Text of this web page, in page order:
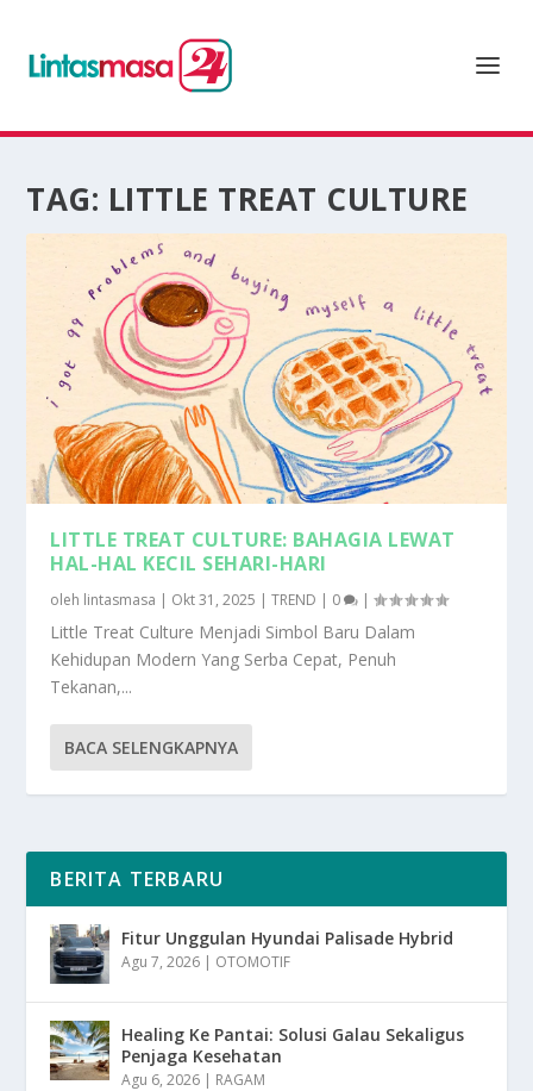
TAG: LITTLE TREAT CULTURE
LITTLE TREAT CULTURE: BAHAGIA LEWAT
HAL-HAL KECIL SEHARI-HARI
oleh lintasmasa | Okt 31, 2025 |TREND | 0 |
Little Treat Culture Menjadi Simbol Baru Dalam
Kehidupan Modern Yang Serba Cepat, Penuh
Tekanan,...
BACA SELENGKAPNYA
BERITA TERBARU
Fitur Unggulan Hyundai Palisade Hybrid
Agu 7, 2026 | OTOMOTIF
Healing Ke Pantai: Solusi Galau Sekaligus
Penjaga Kesehatan
Agu 6, 2026 | RAGAM